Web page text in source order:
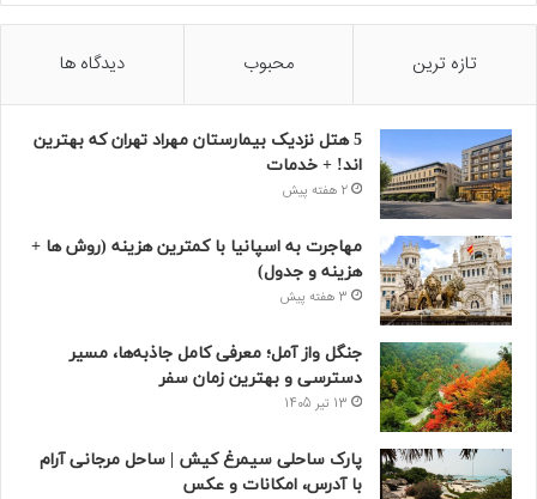
تازه ترین محبوب دیدگاه ها
5 هتل نزدیک بیمارستان مهراد تهران که بهترین‌
اند! + خدمات
2 هفته پیش
مهاجرت به اسپانیا با کمترین هزینه (روش ها +
هزینه و جدول)
3 هفته پیش
جنگل واز آمل؛ معرفی کامل جاذبه‌ها، مسیر
دسترسی و بهترین زمان سفر
13 تیر 1405
پارک ساحلی سیمرغ کیش | ساحل مرجانی آرام
با آدرس، امکانات و عکس